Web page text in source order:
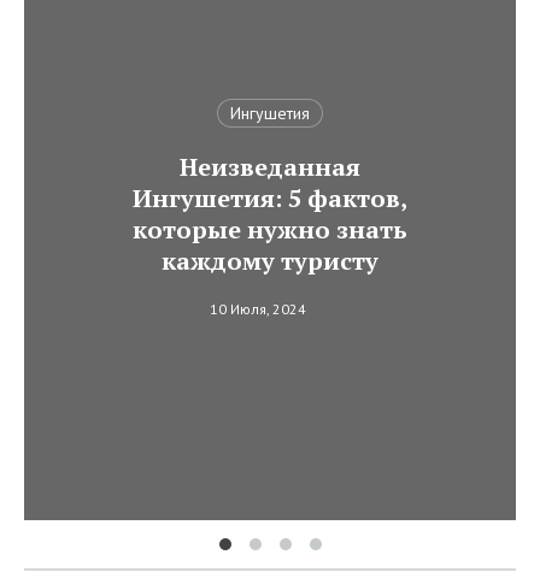
Ингушетия
Неизведанная
Ингушетия: 5 фактов,
которые нужно знать
каждому туристу
10 Июля, 2024